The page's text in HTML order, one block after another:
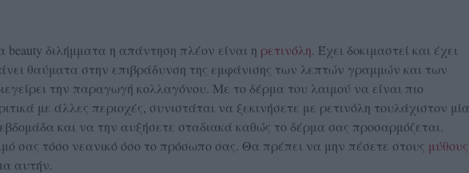
beauty διλήμματα η απάντηση πλέον είναι η ρετινόλη . Έχει δοκιμαστεί και έχει
θαύματα στην επιβράδυνση της εμφάνισης των λεπτών γραμμών και των
την παραγωγή κολλαγόνου. Με το δέρμα του λαιμού να είναι πιο
με άλλες περιοχές, συνιστάται να ξεκινήσετε με ρετινόλη τουλάχιστον μία
και να την αυξήσετε σταδιακά καθώς το δέρμα σας προσαρμόζεται.
σας τόσο νεανικό όσο το πρόσωπο σας. Θα πρέπει να μην πέσετε στους μύθους
αυτήν.